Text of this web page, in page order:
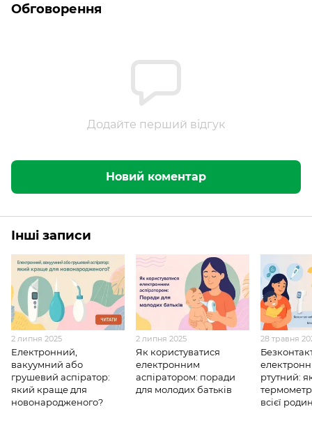
Обговорення
Додайте перший відгук
Новий коментар
Інші записи
2 липня 2025
Електронний,
вакуумний або
грушевий аспіратор:
який краще для
новонародженого?
2 липня 2025
Як користуватися
електронним
аспіратором: поради
для молодих батьків
28 травня
ртутний:
всієї